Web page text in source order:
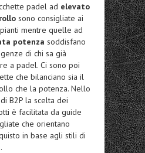
padel ad elevato
sono consigliate ai
mentre quelle ad
potenza soddisfano
di chi sa già
a padel. Ci sono poi
che bilanciano sia il
che la potenza. Nello
B2P la scelta dei
è facilitata da guide
che orientano
in base agli stili di